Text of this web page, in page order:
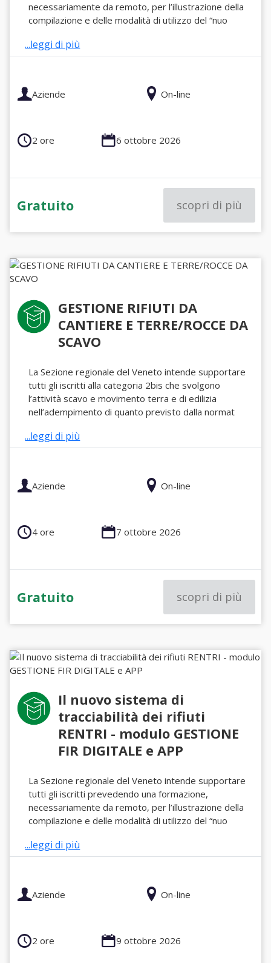
necessariamente da remoto, per l’illustrazione della
compilazione e delle modalità di utilizzo del “nuo
...leggi di più
Aziende On-line
2 ore 6 ottobre 2026
Gratuito scopri di più
GESTIONE RIFIUTI DA
CANTIERE E TERRE/ROCCE DA
SCAVO
La Sezione regionale del Veneto intende supportare
tutti gli iscritti alla categoria 2bis che svolgono
l’attività scavo e movimento terra e di edilizia
nell’adempimento di quanto previsto dalla normat
...leggi di più
Aziende On-line
4 ore 7 ottobre 2026
Gratuito scopri di più
Il nuovo sistema di
tracciabilità dei rifiuti
RENTRI - modulo GESTIONE
FIR DIGITALE e APP
La Sezione regionale del Veneto intende supportare
tutti gli iscritti prevedendo una formazione,
necessariamente da remoto, per l’illustrazione della
compilazione e delle modalità di utilizzo del “nuo
...leggi di più
Aziende On-line
2 ore 9 ottobre 2026